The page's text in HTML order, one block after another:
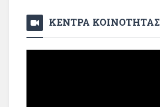
ΚΕΝΤΡΑ ΚΟΙΝΟΤΗΤΑΣ